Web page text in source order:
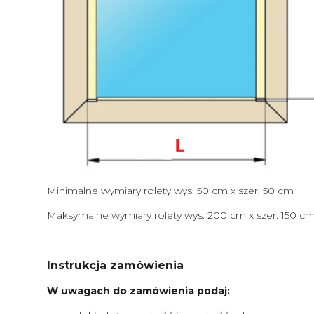
Minimalne wymiary rolety wys. 50 cm x szer. 50 cm
Maksymalne wymiary rolety wys. 200 cm x szer. 150
Instrukcja zamówienia
W uwagach do zamówienia podaj: